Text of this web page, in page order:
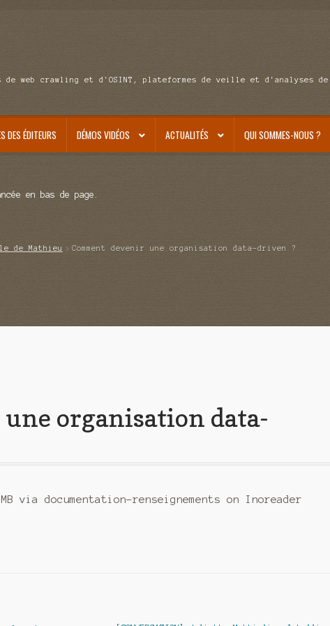
web crawling et d'OSINT, plateformes de veille et d'analyses de
DES ÉDITEURS DÉMOS VIDÉOS ACTUALITÉS QUI SOMMES-NOUS ?
en bas de page.
de Mathieu Comment devenir une organisation data-driven ?
organisation data-
via documentation-renseignements on Inoreader